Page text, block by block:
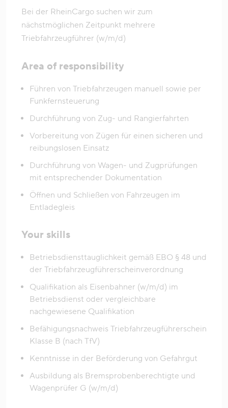
Bei der RheinCargo suchen wir zum
nächstmöglichen Zeitpunkt mehrere
Triebfahrzeugführer (w/m/d)
Area of responsibility
Führen von Triebfahrzeugen manuell sowie per
Funkfernsteuerung
Durchführung von Zug- und Rangierfahrten
Vorbereitung von Zügen für einen sicheren und
reibungslosen Einsatz
Durchführung von Wagen- und Zugprüfungen
mit entsprechender Dokumentation
Öffnen und Schließen von Fahrzeugen im
Entladegleis
Your skills
Betriebsdiensttauglichkeit gemäß EBO § 48 und
der Triebfahrzeugführerscheinverordnung
Qualifikation als Eisenbahner (w/m/d) im
Betriebsdienst oder vergleichbare
nachgewiesene Qualifikation
Befähigungsnachweis Triebfahrzeugführerschein
Klasse B (nach TfV)
Kenntnisse in der Beförderung von Gefahrgut
Ausbildung als Bremsprobenberechtigte und
Wagenprüfer G (w/m/d)